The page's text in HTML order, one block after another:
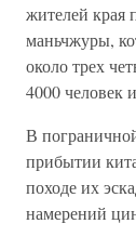
жителей края
маньчжуры,
около трех
4000 человек
В
прибытии
походе их
намерений